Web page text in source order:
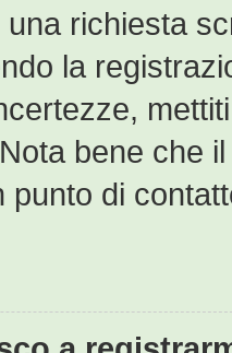
richiesta
la
bene che
punto di